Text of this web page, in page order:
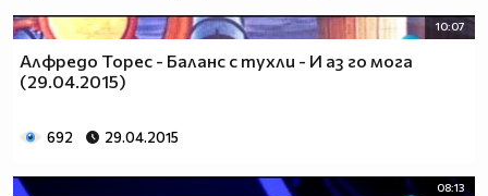
Гледайте предаването и в:
10:07
Алфредо Торес - Баланс с тухли - И аз го мога
(29.04.2015)
692 29.04.2015
08:13